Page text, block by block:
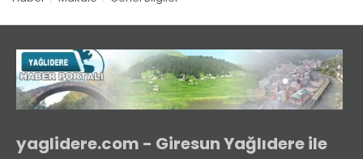
yaglidere.com - Giresun Yağlıdere ile